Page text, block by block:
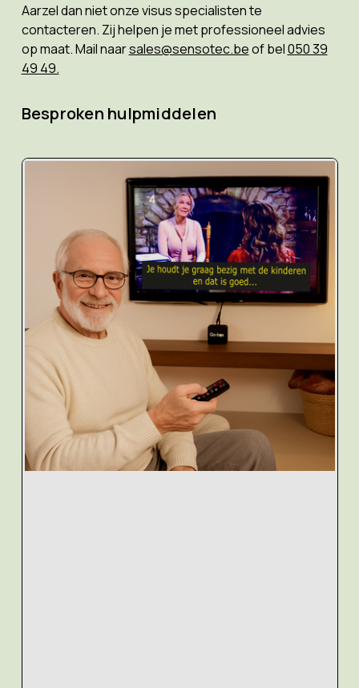
Aarzel dan niet onze visus specialisten te
contacteren. Zij helpen je met professioneel advies
op maat. Mail naarsales@sensotec.beof bel050 39
49 49.
Besproken hulpmiddelen